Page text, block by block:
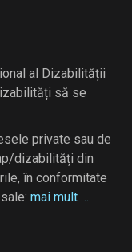
al Dizabilității
să se
private sau de
dizabilități din
în conformitate
mai mult …